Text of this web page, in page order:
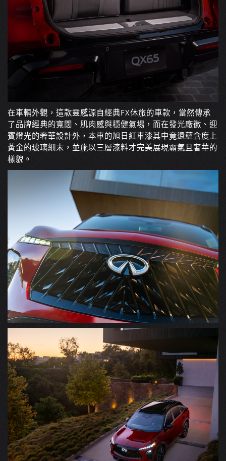
在車輛外觀，這款靈感源自經典FX休旅的車款，當然傳承
了品牌經典的寬闊、肌肉感與穩健氣場，而在發光廠徽、迎
賓燈光的奢華設計外，本車的旭日紅車漆其中竟還蘊含度上
黃金的玻璃細末，並施以三層漆料才完美展現霸氣且奢華的
樣貌。